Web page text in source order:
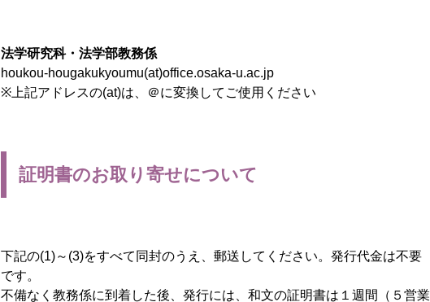
法学研究科・法学部教務係
houkou-hougakukyoumu(at)office.osaka-u.ac.jp
※上記アドレスの(at)は、＠に変換してご使用ください
証明書のお取り寄せについて
下記の(1)～(3)をすべて同封のうえ、郵送してください。発行代金は不要
です。
不備なく教務係に到着した後、発行には、和文の証明書は１週間（５営業